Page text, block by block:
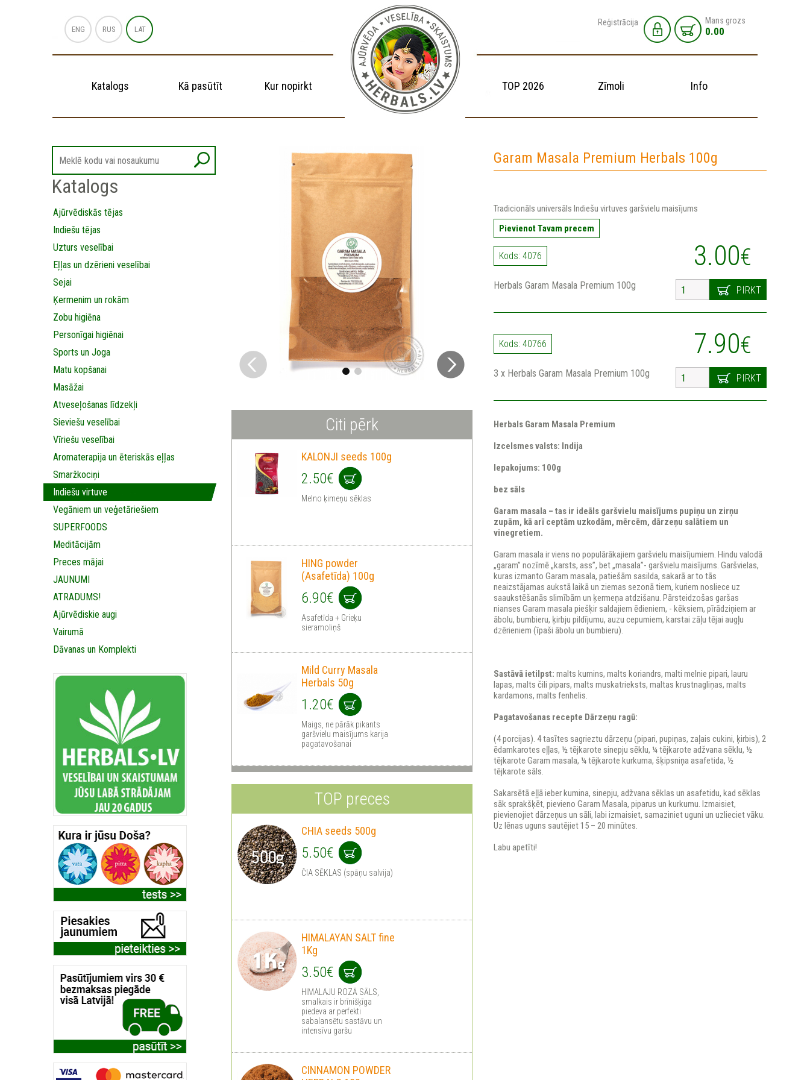
ENG RUS LAT
Reģistrācija Mans grozs
0.00
Katalogs Kā pasūtīt Kur nopirkt TOP 2026 Zīmoli Info
Katalogs
Ajūrvēdiskās tējas
Indiešu tējas
Uzturs veselībai
Eļļas un dzērieni veselībai
Sejai
Ķermenim un rokām
Zobu higiēna
Personīgai higiēnai
Sports un Joga
Matu kopšanai
Masāžai
Аtveseļošanas līdzekļi
Sieviešu veselībai
Vīriešu veselībai
Aromaterapija un ēteriskās eļļas
Smaržkociņi
Indiešu virtuve
Vegāniem un veģetāriešiem
SUPERFOODS
Meditācijām
Preces mājai
JAUNUMI
ATRADUMS!
Ajūrvēdiskie augi
Vairumā
Dāvanas un Komplekti
Garam Masala Premium Herbals 100g
Tradicionāls universāls Indiešu virtuves garšvielu maisījums
Pievienot Tavam precem
Kods: 4076 3.00€
PIRKT
Herbals Garam Masala Premium 100g
Kods: 40766 7.90€
PIRKT
3 x Herbals Garam Masala Premium 100g
Herbals Garam Masala Premium
Izcelsmes valsts: Indija
Iepakojums: 100g
bez sāls
Garam masala – tas ir ideāls garšvielu maisījums pupiņu un zirņu
zupām, kā arī ceptām uzkodām, mērcēm, dārzeņu salātiem un
vinegretiem.
Garam masala ir viens no populārākajiem garšvielu maisījumiem. Hindu valodā
„garam” nozīmē „karsts, ass”, bet „masala”- garšvielu maisījums. Garšvielas,
kuras izmanto Garam masala, patiešām sasilda, sakarā ar to tās
neaizstājamas aukstā laikā un ziemas sezonā tiem, kuriem nosliece uz
saaukstēšanās slimībām un ķermeņa atdzišanu. Pārsteidzošas garšas
nianses Garam masala piešķir saldajiem ēdieniem, - kēksiem, pīrādziņiem ar
ābolu, bumbieru, ķirbju pildījumu, auzu cepumiem, karstai zāļu tējai augļu
dzērieniem (īpaši ābolu un bumbieru).
Sastāvā ietilpst: malts kumins, malts koriandrs, malti melnie pipari, lauru
lapas, malts čili pipars, malts muskatrieksts, maltas krustnagliņas, malts
kardamons, malts fenhelis.
Pagatavošanas recepte Dārzeņu ragū:
(4 porcijas). 4 tasītes sagrieztu dārzeņu (pipari, pupiņas, zaļais cukini, ķirbis), 2
ēdamkarotes eļļas, ½ tējkarote sinepju sēklu, ¼ tējkarote adžvana sēklu, ½
tējkarote Garam masala, ¼ tējkarote kurkuma, šķipsniņa asafetida, ½
tējkarote sāls.
Sakarsētā eļļā ieber kumina, sinepju, adžvana sēklas un asafetidu, kad sēklas
sāk sprakšķēt, pievieno Garam Masala, piparus un kurkumu. Izmaisiet,
pievienojiet dārzeņus un sāli, labi izmaisiet, samaziniet uguni un uzlieciet vāku.
Uz lēnas uguns sautējiet 15 – 20 minūtes.
Labu apetīti!
Citi pērk
KALONJI seeds 100g
2.50€
Melno ķimeņu sēklas
HING powder
(Asafetīda) 100g
6.90€
Asafetīda + Grieķu
sieramoliņš
Mild Curry Masala
Herbals 50g
1.20€
Maigs, ne pārāk pikants
garšvielu maisījums karija
pagatavošanai
TOP preces
CHIA seeds 500g
5.50€
ČIA SĒKLAS (spāņu salvija)
HIMALAYAN SALT fine
1Kg
3.50€
HIMALAJU ROZĀ SĀLS,
smalkais ir brīnišķīga
piedeva ar perfekti
sabalansētu sastāvu un
intensīvu garšu
CINNAMON POWDER